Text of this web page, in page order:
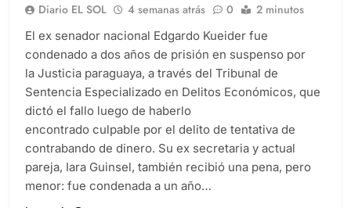
Diario EL SOL 4 semanas atrás 0 2 minutos
El ex senador nacional Edgardo Kueider fue
condenado a dos años de prisión en suspenso por
la Justicia paraguaya, a través del Tribunal de
Sentencia Especializado en Delitos Económicos, que
dictó el fallo luego de haberlo
encontrado culpable por el delito de tentativa de
contrabando de dinero. Su ex secretaria y actual
pareja, Iara Guinsel, también recibió una pena, pero
menor: fue condenada a un año…